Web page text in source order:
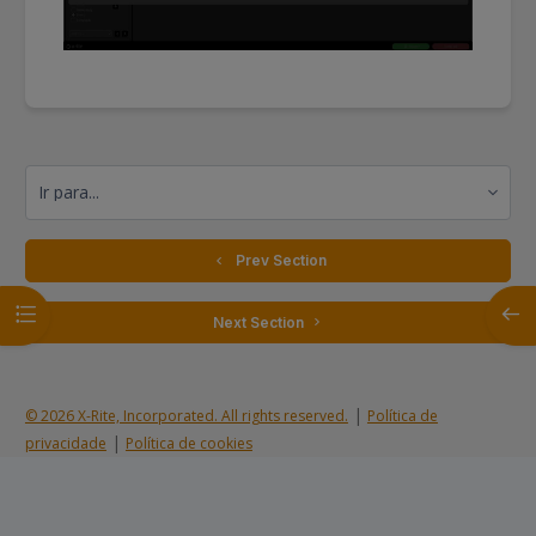
Abrir índice da disciplina
  Prev Section
Next Section
© 2026 X-Rite, Incorporated. All rights reserved. | Política de
privacidade | Política de cookies